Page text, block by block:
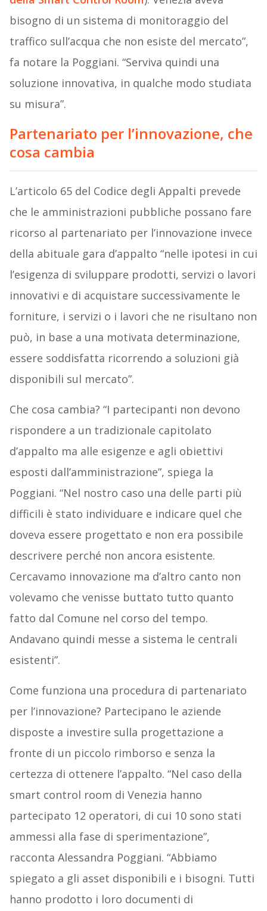
bisogno di un sistema di monitoraggio del
traffico sull’acqua che non esiste del mercato”,
fa notare la Poggiani. “Serviva quindi una
soluzione innovativa, in qualche modo studiata
su misura”.
Partenariato per l’innovazione, che
cosa cambia
L’articolo 65 del Codice degli Appalti prevede
che le amministrazioni pubbliche possano fare
ricorso al partenariato per l’innovazione invece
della abituale gara d’appalto “nelle ipotesi in cui
l’esigenza di sviluppare prodotti, servizi o lavori
innovativi e di acquistare successivamente le
forniture, i servizi o i lavori che ne risultano non
può, in base a una motivata determinazione,
essere soddisfatta ricorrendo a soluzioni già
disponibili sul mercato”.
Che cosa cambia? “I partecipanti non devono
rispondere a un tradizionale capitolato
d’appalto ma alle esigenze e agli obiettivi
esposti dall’amministrazione”, spiega la
Poggiani. “Nel nostro caso una delle parti più
difficili è stato individuare e indicare quel che
doveva essere progettato e non era possibile
descrivere perché non ancora esistente.
Cercavamo innovazione ma d’altro canto non
volevamo che venisse buttato tutto quanto
fatto dal Comune nel corso del tempo.
Andavano quindi messe a sistema le centrali
esistenti”.
Come funziona una procedura di partenariato
per l’innovazione? Partecipano le aziende
disposte a investire sulla progettazione a
fronte di un piccolo rimborso e senza la
certezza di ottenere l’appalto. “Nel caso della
smart control room di Venezia hanno
partecipato 12 operatori, di cui 10 sono stati
ammessi alla fase di sperimentazione”,
racconta Alessandra Poggiani. “Abbiamo
spiegato a gli asset disponibili e i bisogni. Tutti
hanno prodotto i loro documenti di